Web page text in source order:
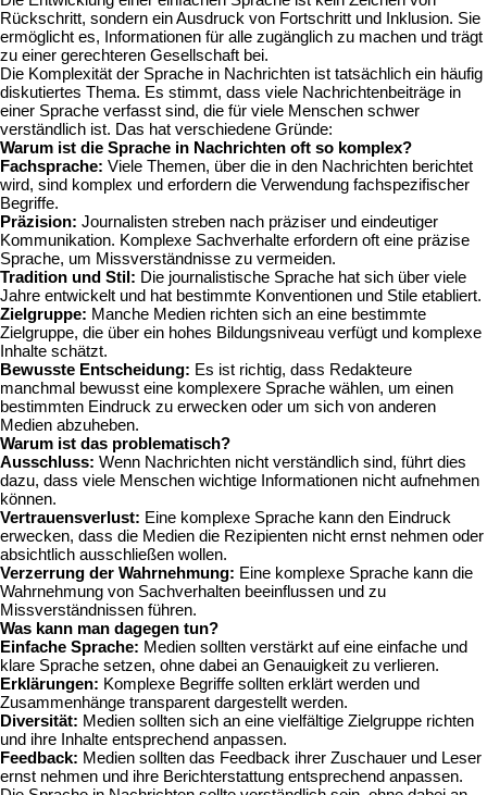
Rückschritt, sondern ein Ausdruck von Fortschritt und Inklusion. Sie
ermöglicht es, Informationen für alle zugänglich zu machen und trägt
zu einer gerechteren Gesellschaft bei.
Die Komplexität der Sprache in Nachrichten ist tatsächlich ein häufig
diskutiertes Thema. Es stimmt, dass viele Nachrichtenbeiträge in
einer Sprache verfasst sind, die für viele Menschen schwer
verständlich ist. Das hat verschiedene Gründe:
Warum ist die Sprache in Nachrichten oft so komplex?
Fachsprache: Viele Themen, über die in den Nachrichten berichtet
wird, sind komplex und erfordern die Verwendung fachspezifischer
Begriffe.
Präzision: Journalisten streben nach präziser und eindeutiger
Kommunikation. Komplexe Sachverhalte erfordern oft eine präzise
Sprache, um Missverständnisse zu vermeiden.
Tradition und Stil: Die journalistische Sprache hat sich über viele
Jahre entwickelt und hat bestimmte Konventionen und Stile etabliert.
Zielgruppe: Manche Medien richten sich an eine bestimmte
Zielgruppe, die über ein hohes Bildungsniveau verfügt und komplexe
Inhalte schätzt.
Bewusste Entscheidung: Es ist richtig, dass Redakteure
manchmal bewusst eine komplexere Sprache wählen, um einen
bestimmten Eindruck zu erwecken oder um sich von anderen
Medien abzuheben.
Warum ist das problematisch?
Ausschluss: Wenn Nachrichten nicht verständlich sind, führt dies
dazu, dass viele Menschen wichtige Informationen nicht aufnehmen
können.
Vertrauensverlust: Eine komplexe Sprache kann den Eindruck
erwecken, dass die Medien die Rezipienten nicht ernst nehmen oder
absichtlich ausschließen wollen.
Verzerrung der Wahrnehmung: Eine komplexe Sprache kann die
Wahrnehmung von Sachverhalten beeinflussen und zu
Missverständnissen führen.
Was kann man dagegen tun?
Einfache Sprache: Medien sollten verstärkt auf eine einfache und
klare Sprache setzen, ohne dabei an Genauigkeit zu verlieren.
Erklärungen: Komplexe Begriffe sollten erklärt werden und
Zusammenhänge transparent dargestellt werden.
Diversität: Medien sollten sich an eine vielfältige Zielgruppe richten
und ihre Inhalte entsprechend anpassen.
Feedback: Medien sollten das Feedback ihrer Zuschauer und Leser
ernst nehmen und ihre Berichterstattung entsprechend anpassen.